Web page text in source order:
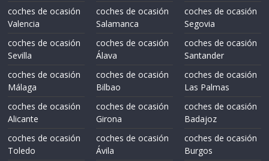
coches de ocasión
Valencia
coches de ocasión
Sevilla
coches de ocasión
Málaga
coches de ocasión
Alicante
coches de ocasión
Toledo
coches de ocasión
Salamanca
coches de ocasión
Álava
coches de ocasión
Bilbao
coches de ocasión
Girona
coches de ocasión
Ávila
coches de ocasión
Segovia
coches de ocasión
Santander
coches de ocasión
Las Palmas
coches de ocasión
Badajoz
coches de ocasión
Burgos